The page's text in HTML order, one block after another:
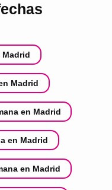
Madrid
Madrid
en Madrid
en Madrid
en Madrid